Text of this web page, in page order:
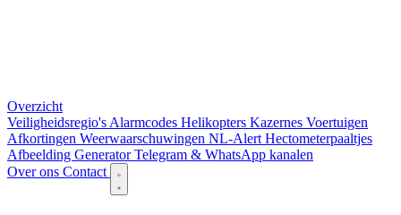
Overzicht
Veiligheidsregio's Alarmcodes Helikopters Kazernes Voertuigen
Afkortingen Weerwaarschuwingen NL-Alert Hectometerpaaltjes
Afbeelding GeneratorTelegram & WhatsApp kanalen
Over ons Contact